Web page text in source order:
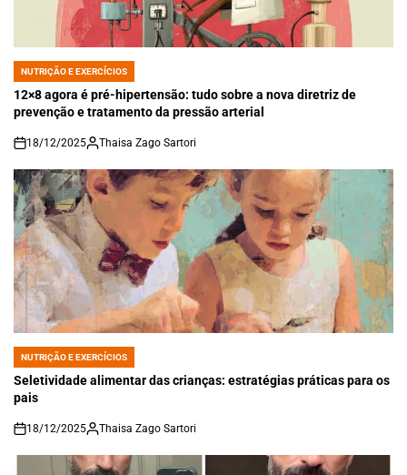
POSTED
IN
NUTRIÇÃO E EXERCÍCIOS
12×8 agora é pré-hipertensão: tudo sobre a nova diretriz de
prevenção e tratamento da pressão arterial
on
18/12/2025 Thaisa Zago Sartori
POSTED
IN
NUTRIÇÃO E EXERCÍCIOS
Seletividade alimentar das crianças: estratégias práticas para os
pais
on
18/12/2025 Thaisa Zago Sartori